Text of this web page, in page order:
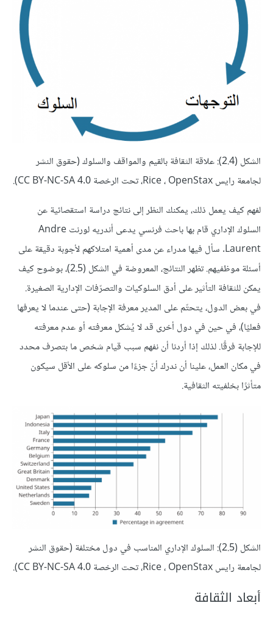
الشكل (2.4): علاقة الثقافة بالقيم والمواقف والسلوك (حقوق النشر
لجامعة رايس Rice ، OpenStax، تحت الرخصة CC BY-NC-SA 4.0).
لفهم كيف يعمل ذلك، يمكنك النظر إلى نتائج دراسة استقصائية عن
السلوك الإداري قام بها باحث فرنسي يدعى أندريه لورنت Andre
Laurent. سأل فيها مدراء عن مدى أهمية امتلاكهم لأجوبة دقيقة على
أسئلة موظفيهم. تظهر النتائج، المعروضة في الشكل (2.5)، بوضوح كيف
يمكن للثقافة التأثير على أدق السلوكيات والتصرّفات الإدارية الصغيرة.
في بعض الدول، يتحتّم على المدير معرفة الإجابة (حتى عندما لا يعرفها
فعليًا)، في حين في دول أخرى قد لا يُشكل معرفته أو عدم معرفته
للإجابة فرقًا. لذلك إذا أردنا أن نفهم سبب قيام شخص ما بتصرف محدد
في مكان العمل، علينا أن ندرك أنّ جزءًا من سلوكه على الأقل سيكون
متأثرًا بخلفيته الثقافية.
الشكل (2.5): السلوك الإداري المناسب في دول مختلفة (حقوق النشر
لجامعة رايس Rice ، OpenStax، تحت الرخصة CC BY-NC-SA 4.0).
أبعاد الثقافة